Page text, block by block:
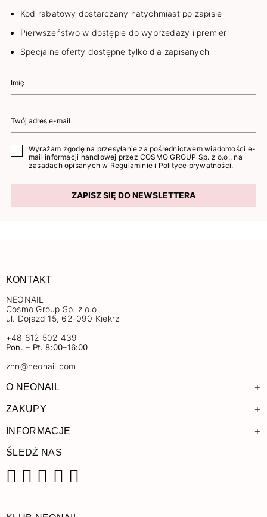
Kod rabatowy dostarczany natychmiast po zapisie
Pierwszeństwo w dostępie do wyprzedaży i premier
Specjalne oferty dostępne tylko dla zapisanych
Wyrażam zgodę na przesyłanie za pośrednictwem wiadomości e-
mail informacji handlowej przez COSMO GROUP Sp. z o.o., na
zasadach opisanych w Regulaminie i Polityce prywatności.
ZAPISZ SIĘ DO NEWSLETTERA
KONTAKT
NEONAIL
Cosmo Group Sp. z o.o.
ul. Dojazd 15, 62-090 Kiekrz
+48 612 502 439
Pon. – Pt. 8:00–16:00
znn@neonail.com
O NEONAIL +
ZAKUPY +
INFORMACJE +
ŚLEDŹ NAS